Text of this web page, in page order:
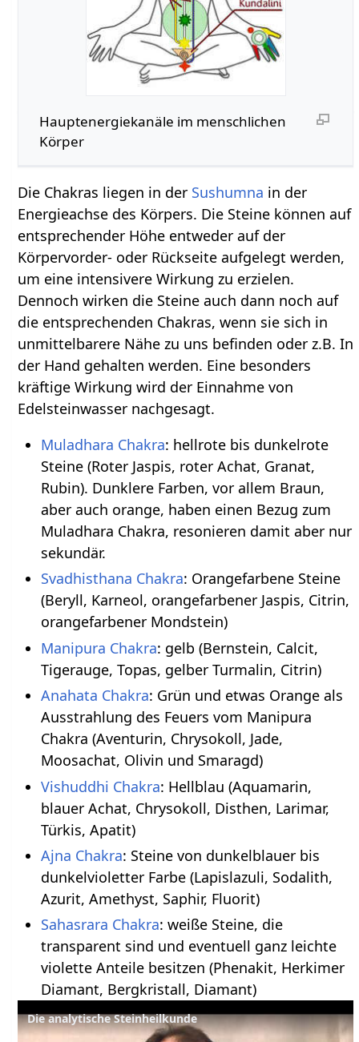
Hauptenergiekanäle im menschlichen
Körper
Die Chakras liegen in der Sushumna in der
Energieachse des Körpers. Die Steine können auf
entsprechender Höhe entweder auf der
Körpervorder- oder Rückseite aufgelegt werden,
um eine intensivere Wirkung zu erzielen.
Dennoch wirken die Steine auch dann noch auf
die entsprechenden Chakras, wenn sie sich in
unmittelbarere Nähe zu uns befinden oder z.B. In
der Hand gehalten werden. Eine besonders
kräftige Wirkung wird der Einnahme von
Edelsteinwasser nachgesagt.
Muladhara Chakra: hellrote bis dunkelrote
Steine (Roter Jaspis, roter Achat, Granat,
Rubin). Dunklere Farben, vor allem Braun,
aber auch orange, haben einen Bezug zum
Muladhara Chakra, resonieren damit aber nur
sekundär.
Svadhisthana Chakra: Orangefarbene Steine
(Beryll, Karneol, orangefarbener Jaspis, Citrin,
orangefarbener Mondstein)
Manipura Chakra: gelb (Bernstein, Calcit,
Tigerauge, Topas, gelber Turmalin, Citrin)
Anahata Chakra: Grün und etwas Orange als
Ausstrahlung des Feuers vom Manipura
Chakra (Aventurin, Chrysokoll, Jade,
Moosachat, Olivin und Smaragd)
Vishuddhi Chakra: Hellblau (Aquamarin,
blauer Achat, Chrysokoll, Disthen, Larimar,
Türkis, Apatit)
Ajna Chakra: Steine von dunkelblauer bis
dunkelvioletter Farbe (Lapislazuli, Sodalith,
Azurit, Amethyst, Saphir, Fluorit)
Sahasrara Chakra: weiße Steine, die
transparent sind und eventuell ganz leichte
violette Anteile besitzen (Phenakit, Herkimer
Diamant, Bergkristall, Diamant)
Die analytische Steinheilkunde